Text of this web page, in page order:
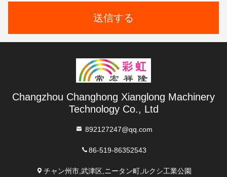
送信する
Changzhou Changhong Xianglong Machinery
Technology Co., Ltd
892127247@qq.com
86-519-86352543
チャン州市,武津区,ニータン町,ルクシ工業公園